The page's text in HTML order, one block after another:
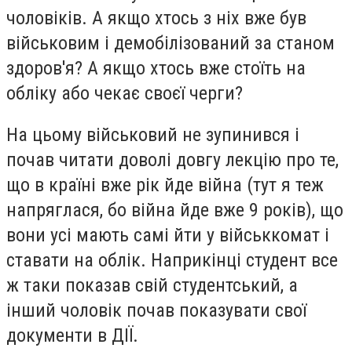
чоловіків. А якщо хтось з ніх вже був
військовим і демобілізований за станом
здоров'я? А якщо хтось вже стоїть на
обліку або чекає своєї черги?
На цьому військовий не зупинився і
почав читати доволі довгу лекцію про те,
що в країні вже рік йде війна (тут я теж
напряглася, бо війна йде вже 9 років), що
вони усі мають самі йти у військкомат і
ставати на облік. Наприкінці студент все
ж таки показав свій студентський, а
інший чоловік почав показувати свої
документи в ДІЇ.